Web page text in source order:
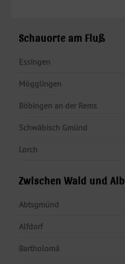
Schauorte am Fluß
Essingen
Mögglingen
Böbingen an der Rems
Schwäbisch Gmünd
Lorch
Zwischen Wald und Alb
Abtsgmünd
Alfdorf
Bartholomä